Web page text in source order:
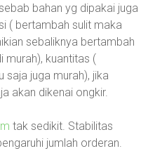
bahan yg dipakai juga
( bertambah sulit maka
sebaliknya bertambah
murah), kuantitas (
saja juga murah), jika
akan dikenai ongkir.
tak sedikit. Stabilitas
jumlah orderan.